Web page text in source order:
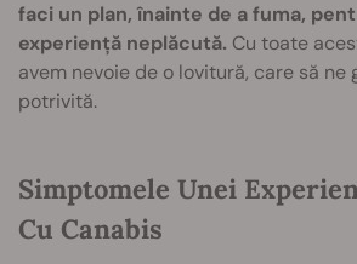
faci un plan, înainte de a fuma,
experiență neplăcută. Cu toate
avem nevoie de o lovitură, care să ne
potrivită.
Simptomele Unei
Cu Canabis